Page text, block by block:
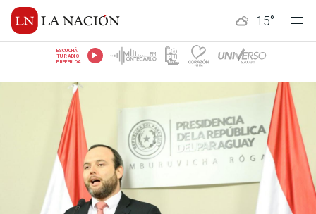
15°
ESCUCHÁ
TU RADIO
PREFERIDA